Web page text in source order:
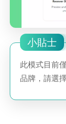
小貼士
此模式目前
品牌，請選